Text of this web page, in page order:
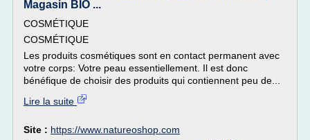
Magasin BIO ...
COSMÉTIQUE
COSMÉTIQUE
Les produits cosmétiques sont en contact permanent avec
votre corps: Votre peau essentiellement. Il est donc
bénéfique de choisir des produits qui contiennent peu de...
Lire la suite
Site : https://www.natureoshop.com